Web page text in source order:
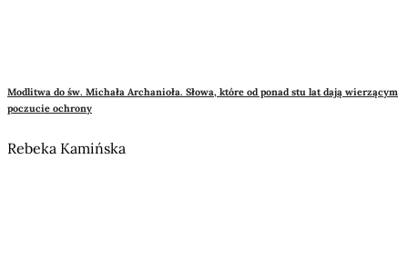
Modlitwa do św. Michała Archanioła. Słowa, które od ponad stu lat dają wierzącym
poczucie ochrony
Rebeka Kamińska